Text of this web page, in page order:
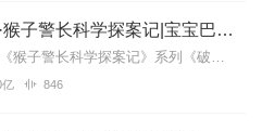
故事又学习成语，一举两个得！主
动！
破坏者联盟篇2·猴子警长科学探案记|宝宝巴士故事
【适听年龄】7岁+《猴子警长科学探案记》系列《破坏者联盟篇1·猴子警长科学探案记》>>>《破坏者联盟篇2·猴子警长科学探案记》>>>《破坏者联盟篇3·猴子警长科...
亿 846